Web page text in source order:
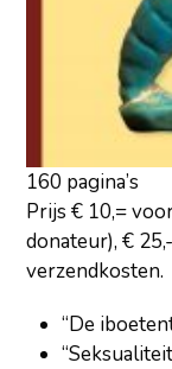
160 pagina’s
Prijs € 10,=
donateur), €
verzendkosten.
“De